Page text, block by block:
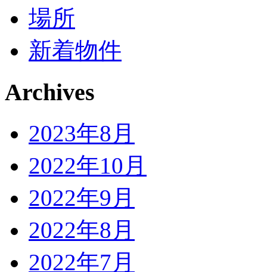
場所
新着物件
Archives
2023年8月
2022年10月
2022年9月
2022年8月
2022年7月